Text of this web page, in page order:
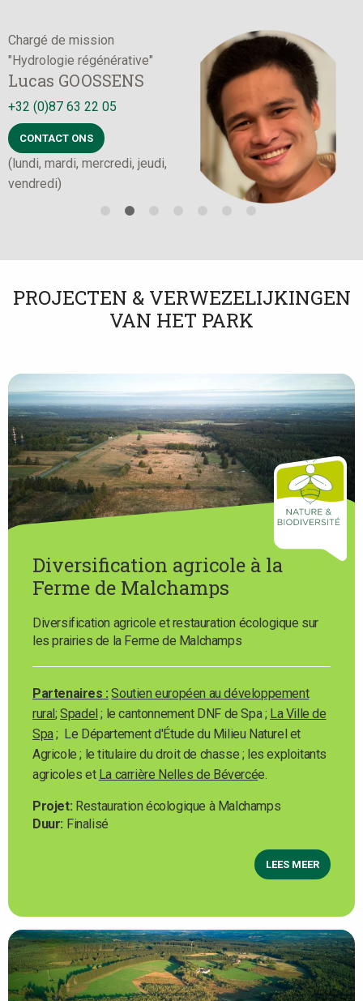
Administratieve kracht
Pascale BAIRIN
+32 (0)87 63 22 05
CONTACT ONS
PROJECTEN & VERWEZELIJKINGEN
VAN HET PARK
Diversification agricole à la
Ferme de Malchamps
Diversification agricole et restauration écologique sur
les prairies de la Ferme de Malchamps
Partenaires : Soutien européen au développement
rural;Spadel; le cantonnement DNF de Spa ; La Ville de
Spa; Le Département d'Étude du Milieu Naturel et
Agricole ; le titulaire du droit de chasse ; les exploitants
agricoles et La carrière Nelles de Bévercée.
Projet Restauration écologique à Malchamps
Duur Finalisé
LEES MEER